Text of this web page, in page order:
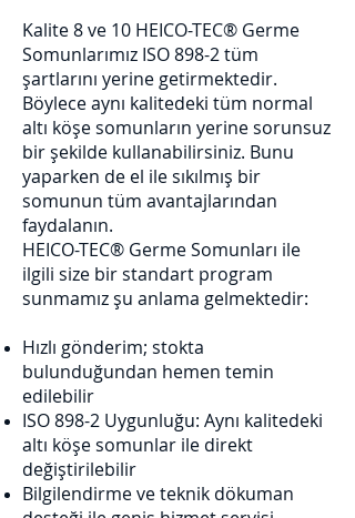
Kalite 8 ve 10 HEICO-TEC® Germe
Somunlarımız ISO 898-2 tüm
şartlarını yerine getirmektedir.
Böylece aynı kalitedeki tüm normal
altı köşe somunların yerine sorunsuz
bir şekilde kullanabilirsiniz. Bunu
yaparken de el ile sıkılmış bir
somunun tüm avantajlarından
faydalanın.
HEICO-TEC® Germe Somunları ile
ilgili size bir standart program
sunmamız şu anlama gelmektedir:
Hızlı gönderim; stokta
bulunduğundan hemen temin
edilebilir
ISO 898-2 Uygunluğu: Aynı kalitedeki
altı köşe somunlar ile direkt
değiştirilebilir
Bilgilendirme ve teknik dökuman